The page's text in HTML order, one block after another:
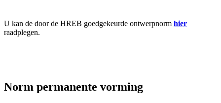
U kan de door de HREB goedgekeurde ontwerpnorm hier
raadplegen.
Norm permanente vorming